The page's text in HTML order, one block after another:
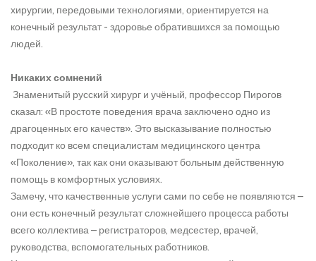
хирургии, передовыми технологиями, ориентируется на
конечный результат - здоровье обратившихся за помощью
людей.
Никаких сомнений
Знаменитый русский хирург и учёный, профессор Пирогов
сказал: «В простоте поведения врача заключено одно из
драгоценных его качеств». Это высказывание полностью
подходит ко всем специалистам медицинского центра
«Поколение», так как они оказывают больным действенную
помощь в комфортных условиях.
Замечу, что качественные услуги сами по себе не появляются –
они есть конечный результат сложнейшего процесса работы
всего коллектива – регистраторов, медсестер, врачей,
руководства, вспомогательных работников.